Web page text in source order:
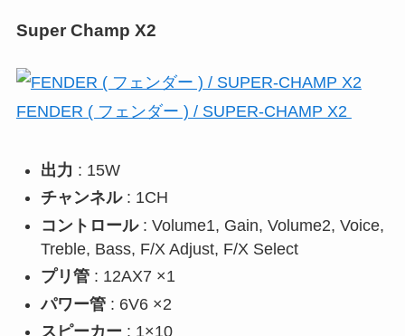
Super Champ X2
FENDER ( フェンダー ) / SUPER-CHAMP X2
出力 : 15W
チャンネル: 1CH
コントロール: Volume1, Gain, Volume2, Voice,
Treble, Bass, F/X Adjust, F/X Select
プリ管: 12AX7 ×1
パワー管: 6V6 ×2
スピーカー : 1×10